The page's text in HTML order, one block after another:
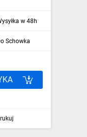
w 48h
Schowka